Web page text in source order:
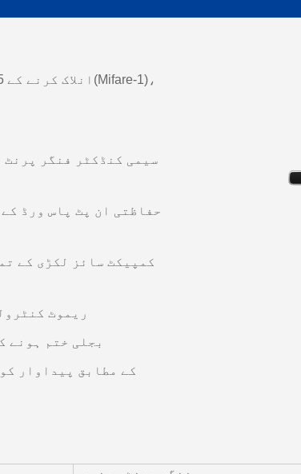
● ریموٹ
● بجلی ختم